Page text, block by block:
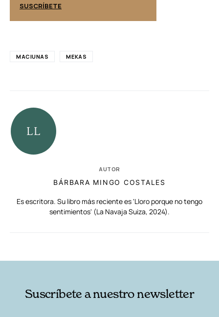
SUSCRÍBETE
MACIUNAS MEKAS
AUTOR
BÁRBARA MINGO COSTALES
Es escritora. Su libro más reciente es 'Lloro porque no tengo
sentimientos' (La Navaja Suiza, 2024).
Suscríbete a nuestro newsletter